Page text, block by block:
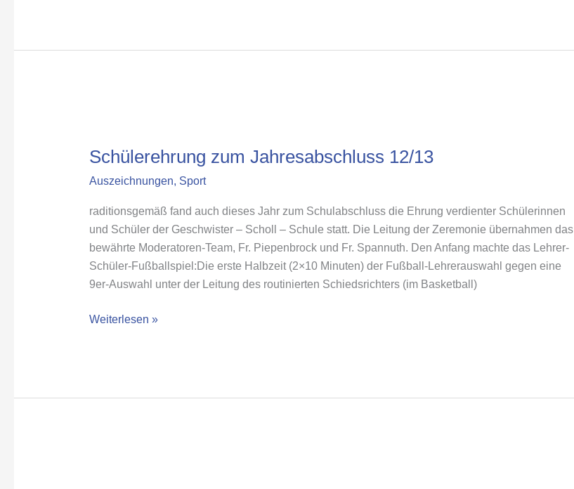
Schülerehrung zum Jahresabschluss 12/13
Auszeichnungen, Sport
raditionsgemäß fand auch dieses Jahr zum Schulabschluss die Ehrung verdienter Schülerinnen
und Schüler der Geschwister – Scholl – Schule statt. Die Leitung der Zeremonie übernahmen das
bewährte Moderatoren-Team, Fr. Piepenbrock und Fr. Spannuth. Den Anfang machte das Lehrer-
Schüler-Fußballspiel:Die erste Halbzeit (2×10 Minuten) der Fußball-Lehrerauswahl gegen eine
9er-Auswahl unter der Leitung des routinierten Schiedsrichters (im Basketball)
Jahresabschluss
12/13
Weiterlesen »